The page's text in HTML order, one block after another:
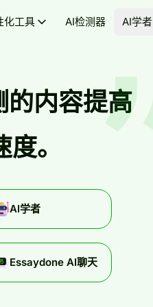
化工具 AI检测器 AI学者
的内容提高
。
AI学者
Essaydone AI聊天